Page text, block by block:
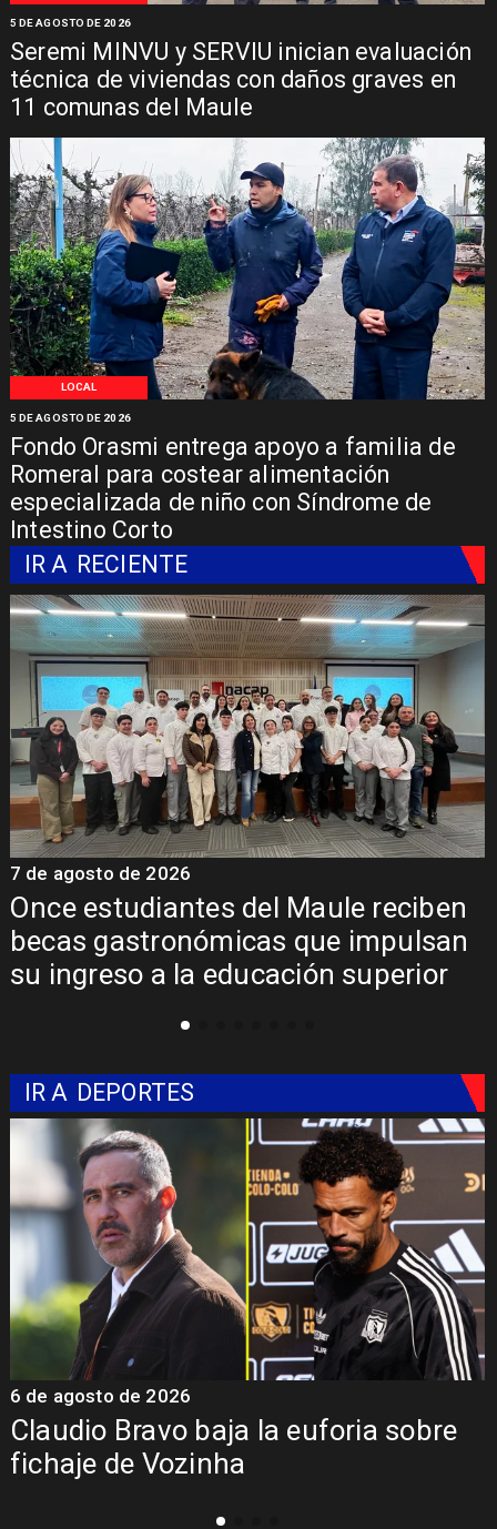
Seremi MINVU y SERVIU inician evaluación
técnica de viviendas con daños graves en
11 comunas del Maule
5 DE AGOSTO DE 2026
LOCAL
Fondo Orasmi entrega apoyo a familia de
Romeral para costear alimentación
especializada de niño con Síndrome de
Intestino Corto
5 DE AGOSTO DE 2026
IR A RECIENTE
Álvarez-Salamanca lidera la apuesta
regional para consolidar el Paso
Pehuenche como alternativa a Los
7 de agosto de 2026
IR A DEPORTES
Presentación de Vozinha en Colo
Colo: Fecha, Estadio y Contrato
5 de agosto de 2026